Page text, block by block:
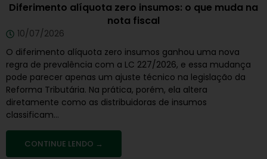
Diferimento alíquota zero insumos: o que muda na
nota fiscal
10/07/2026
O diferimento alíquota zero insumos ganhou uma nova
regra de prevalência com a LC 227/2026, e essa mudança
pode parecer apenas um ajuste técnico na legislação da
Reforma Tributária. Na prática, porém, ela altera
diretamente como as distribuidoras de insumos
classificam...
CONTINUE LENDO →